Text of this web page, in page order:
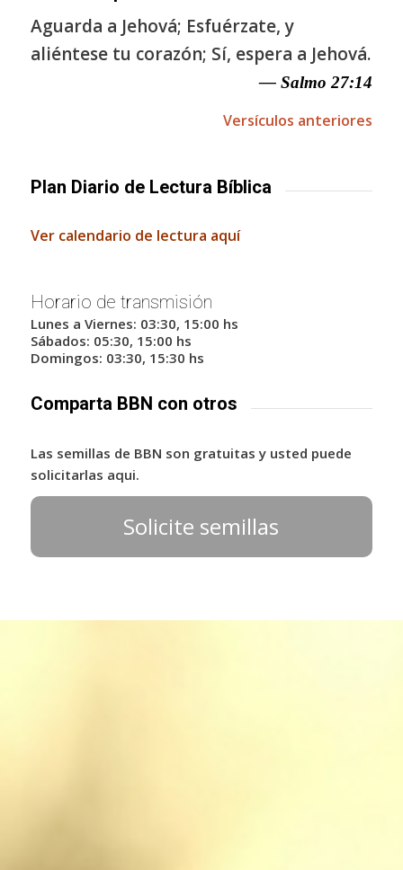
Aguarda a Jehová; Esfuérzate, y
aliéntese tu corazón; Sí, espera a Jehová.
— Salmo 27:14
Versículos anteriores
Plan Diario de Lectura Bíblica
Ver calendario de lectura aquí
Horario de transmisión
Lunes a Viernes: 03:30, 15:00 hs
Sábados: 05:30, 15:00 hs
Domingos: 03:30, 15:30 hs
Comparta BBN con otros
Las semillas de BBN son gratuitas y usted puede
solicitarlas aqui.
Solicite semillas